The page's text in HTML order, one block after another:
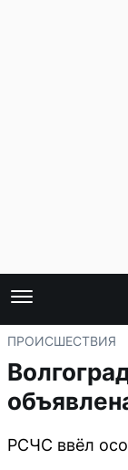
ПРОИСШЕСТВИЯ
РСЧС ввёл